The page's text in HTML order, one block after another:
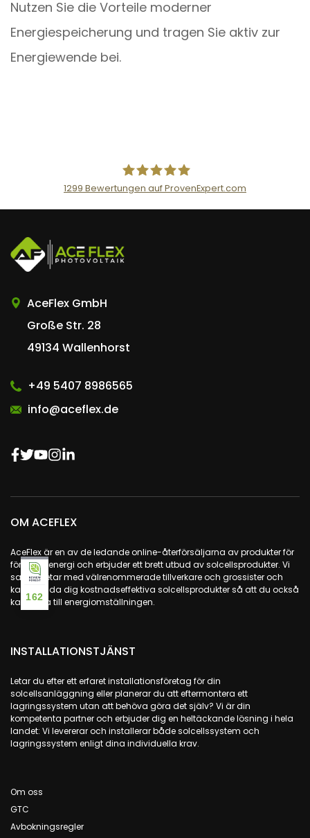
Nutzen Sie die Vorteile moderner
Energiespeicherung und tragen Sie aktiv zur
Energiewende bei.
AceFlex GmbH
1299 Bewertungen auf ProvenExpert.com
AceFlex GmbH
Große Str. 28
49134 Wallenhorst
+49 5407 8986565
info@aceflex.de
OM ACEFLEX
AceFlex är en av de ledande online-återförsäljarna av produkter för
förnybar energi och erbjuder ett brett utbud av solcellsprodukter. Vi
samarbetar med välrenommerade tillverkare och grossister och
kan erbjuda dig kostnadseffektiva solcellsprodukter så att du också
kan bidra till energiomställningen.
INSTALLATIONSTJÄNST
Letar du efter ett erfaret installationsföretag för din
solcellsanläggning eller planerar du att eftermontera ett
lagringssystem utan att behöva göra det själv? Vi är din
kompetenta partner och erbjuder dig en heltäckande lösning i hela
landet: Vi levererar och installerar både solcellssystem och
lagringssystem enligt dina individuella krav.
Om oss
GTC
Avbokningsregler
162